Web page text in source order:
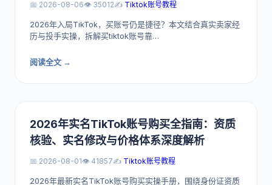
📅 2026-08-06👁️ 35012✍️ Tiktok账号教程
2026年入局TikTok，买账号仍是捷径？本文结合真实卖家经
历与投手实操，拆解买tiktok账号靠…
阅读全文 →
2026年实名TikTok账号购买全指南：资质
核验、实名修改与价格体系深度解析
📅 2026-08-01👁️ 41857✍️ Tiktok账号教程
2026年最新实名TikTok账号购买实操手册，围绕身份证资质